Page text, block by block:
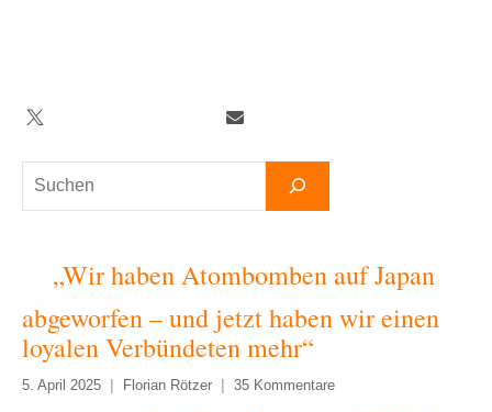
Suchen
Twitter TelegramNewsletter
„Wir haben Atombomben auf Japan
abgeworfen – und jetzt haben wir einen
loyalen Verbündeten mehr“
5. April 2025 Florian Rötzer 35 Kommentare